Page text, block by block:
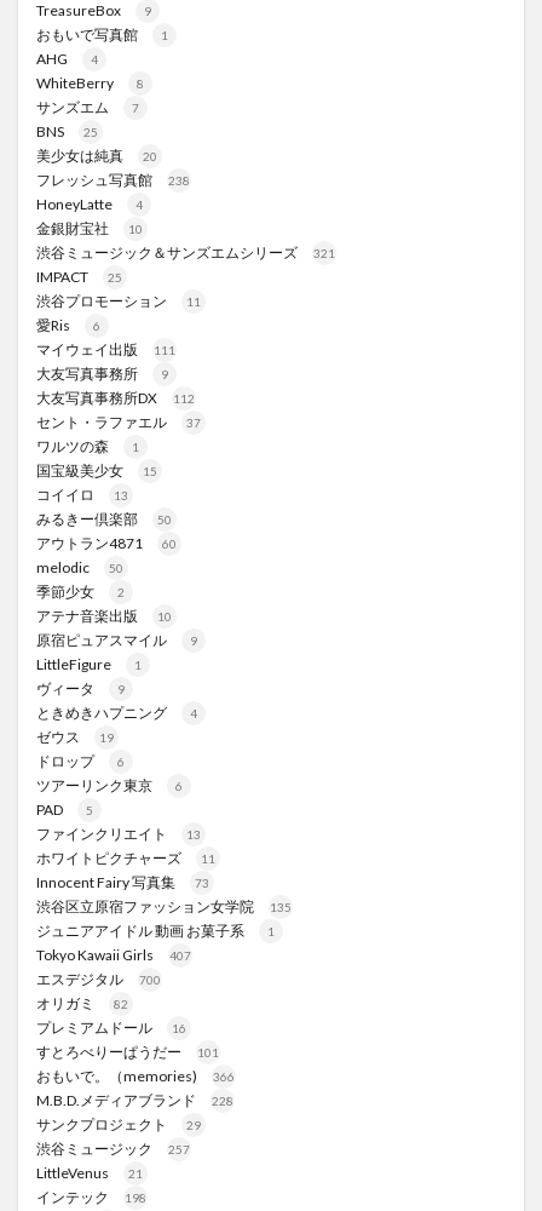
TreasureBox 9
おもいで写真館 1
AHG 4
WhiteBerry 8
サンズエム 7
BNS 25
美少女は純真 20
フレッシュ写真館 238
HoneyLatte 4
金銀財宝社 10
渋谷ミュージック＆サンズエムシリーズ 321
IMPACT 25
渋谷プロモーション 11
愛Ris 6
マイウェイ出版 111
大友写真事務所 9
大友写真事務所DX 112
セント・ラファエル 37
ワルツの森 1
国宝級美少女 15
コイイロ 13
みるきー倶楽部 50
アウトラン4871 60
melodic 50
季節少女 2
アテナ音楽出版 10
原宿ピュアスマイル 9
LittleFigure 1
ヴィータ 9
ときめきハプニング 4
ゼウス 19
ドロップ 6
ツアーリンク東京 6
PAD 5
ファインクリエイト 13
ホワイトピクチャーズ 11
Innocent Fairy 写真集 73
渋谷区立原宿ファッション女学院 135
ジュニアアイドル 動画 お菓子系 1
Tokyo Kawaii Girls 407
エスデジタル 700
オリガミ 82
プレミアムドール 16
すとろべりーぱうだー 101
おもいで。（memories) 366
M.B.D.メディアブランド 228
サンクプロジェクト 29
渋谷ミュージック 257
LittleVenus 21
インテック 198